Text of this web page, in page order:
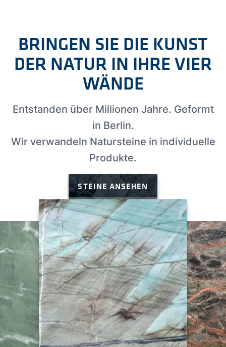
BRINGEN SIE DIE KUNST
DER NATUR IN IHRE VIER
WÄNDE
Entstanden über Millionen Jahre. Geformt
in Berlin.
Wir verwandeln Natursteine in individuelle
Produkte.
STEINE ANSEHEN